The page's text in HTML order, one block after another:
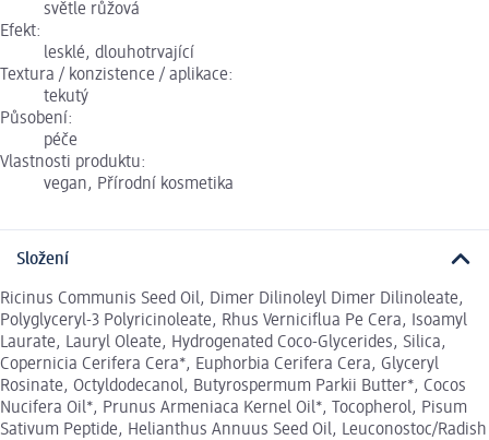
světle růžová
Efekt:
lesklé, dlouhotrvající
Textura / konzistence / aplikace:
tekutý
Působení:
péče
Vlastnosti produktu:
vegan, Přírodní kosmetika
Složení
Ricinus Communis Seed Oil, Dimer Dilinoleyl Dimer Dilinoleate,
Polyglyceryl-3 Polyricinoleate, Rhus Verniciflua Pe Cera, Isoamyl
Laurate, Lauryl Oleate, Hydrogenated Coco-Glycerides, Silica,
Copernicia Cerifera Cera*, Euphorbia Cerifera Cera, Glyceryl
Rosinate, Octyldodecanol, Butyrospermum Parkii Butter*, Cocos
Nucifera Oil*, Prunus Armeniaca Kernel Oil*, Tocopherol, Pisum
Sativum Peptide, Helianthus Annuus Seed Oil, Leuconostoc/Radish